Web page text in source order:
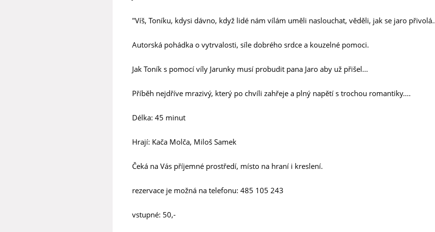
"Víš, Toníku, kdysi dávno, když lidé nám vílám uměli naslouchat, věděli, jak se jaro
Autorská pohádka o vytrvalosti, síle dobrého srdce a kouzelné pomoci.
Jak Toník s pomocí víly Jarunky musí probudit pana Jaro aby už přišel...
Příběh nejdříve mrazivý, který po chvíli zahřeje a plný napětí s trochou romantiky....
Délka: 45 minut
Hrají: Kača Molča, Miloš Samek
Čeká na Vás příjemné prostředí, místo na hraní i kreslení.
rezervace je možná na telefonu: 485 105 243
vstupné: 50,-